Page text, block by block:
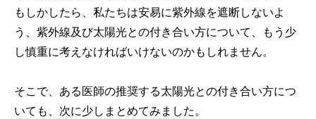
もしかしたら、私たちは安易に紫外線を遮断しないよ
う、紫外線及び太陽光との付き合い方について、もう少
し慎重に考えなければいけないのかもしれません。
そこで、ある医師の推奨する太陽光との付き合い方につ
いても、次に少しまとめてみました。